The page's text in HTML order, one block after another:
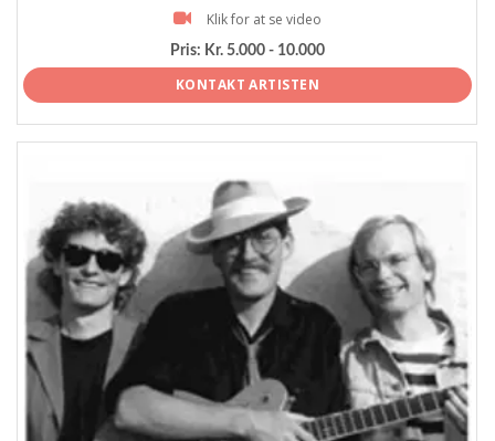
Klik for at se video
Pris: Kr. 5.000 - 10.000
KONTAKT ARTISTEN